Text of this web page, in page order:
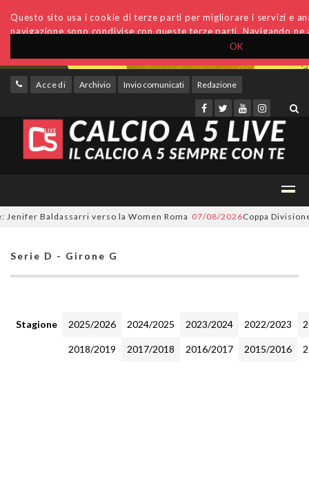
OK
Questo sito usa i cookie di terze parti per migliorare i servizi e
navigazione sono condivise con queste terze parti. Navigando
Accedi Archivio Invio comunicati Redazione
Baldassarri verso la Women Roma 07/08/2026Coppa Divisione, si
Serie D - Girone G
Stagione 2025/2026 2024/2025 2023/2024 2022/2023
2018/2019 2017/2018 2016/2017 2015/2016